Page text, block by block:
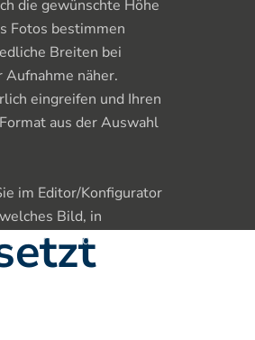
die gewünschte Höhe
Fotos bestimmen
Breiten bei
näher.
eingreifen und Ihren
aus der Auswahl
im Editor/Konfigurator
Bild, in
wurde.